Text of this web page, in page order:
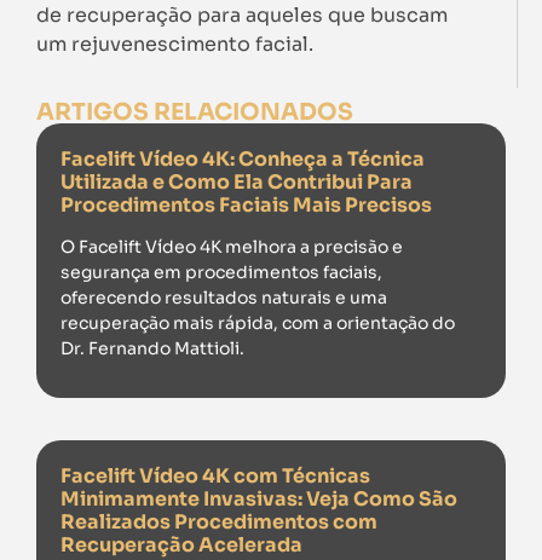
de recuperação para aqueles que buscam
um rejuvenescimento facial.
ARTIGOS RELACIONADOS
Facelift Vídeo 4K: Conheça a Técnica
Utilizada e Como Ela Contribui Para
Procedimentos Faciais Mais Precisos
O Facelift Vídeo 4K melhora a precisão e
segurança em procedimentos faciais,
oferecendo resultados naturais e uma
recuperação mais rápida, com a orientação do
Dr. Fernando Mattioli.
Facelift Vídeo 4K com Técnicas
Minimamente Invasivas: Veja Como São
Realizados Procedimentos com
Recuperação Acelerada